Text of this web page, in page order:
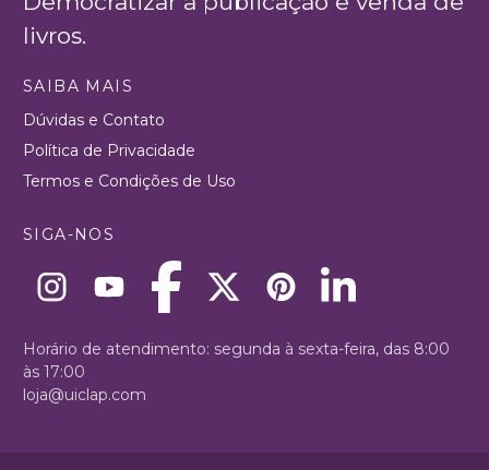
livros.
SAIBA MAIS
Dúvidas e Contato
Política de Privacidade
Termos e Condições de Uso
SIGA-NOS
Horário de atendimento: segunda à sexta-feira, das 8:00
às 17:00
loja@uiclap.com